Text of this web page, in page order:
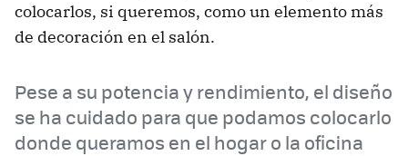
colocarlos, si queremos, como un elemento más
de decoración en el salón.
Pese a su potencia y rendimiento, el diseño
se ha cuidado para que podamos colocarlo
donde queramos en el hogar o la oficina